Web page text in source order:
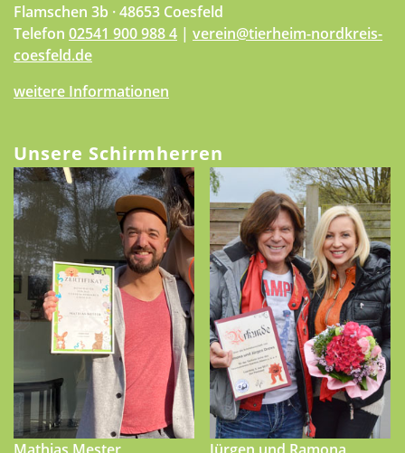
Flamschen 3b · 48653 Coesfeld
Telefon 02541 900 988 4 | verein@tierheim-nordkreis-
coesfeld.de
weitere Informationen
Unsere Schirmherren
Mathias Mester Jürgen und Ramona